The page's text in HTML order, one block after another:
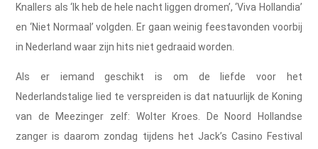
Knallers als ‘Ik heb de hele nacht liggen dromen’, ‘Viva Hollandia’
en ‘Niet Normaal’ volgden. Er gaan weinig feestavonden voorbij
in Nederland waar zijn hits niet gedraaid worden. ​
Als er iemand geschikt is om de liefde voor het
Nederlandstalige lied te verspreiden is dat natuurlijk de Koning
van de Meezinger zelf: Wolter Kroes. De Noord Hollandse
zanger is daarom zondag tijdens het Jack’s Casino Festival